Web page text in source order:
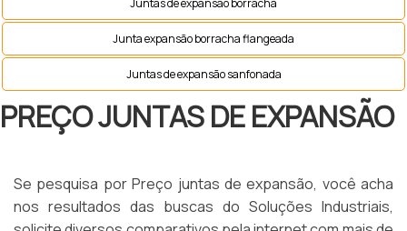
Juntas de expansão borracha
Junta expansão borracha flangeada
Juntas de expansão sanfonada
PREÇO JUNTAS DE EXPANSÃO
Se pesquisa por Preço juntas de expansão, você acha
nos resultados das buscas do Soluções Industriais,